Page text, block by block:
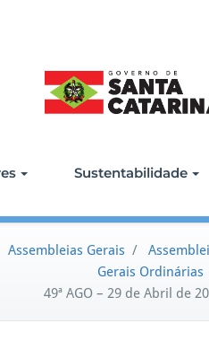
Sustentabilidade
Assembleias Gerais /
Gerais Ordinárias
49ª AGO – 29 de Abril de